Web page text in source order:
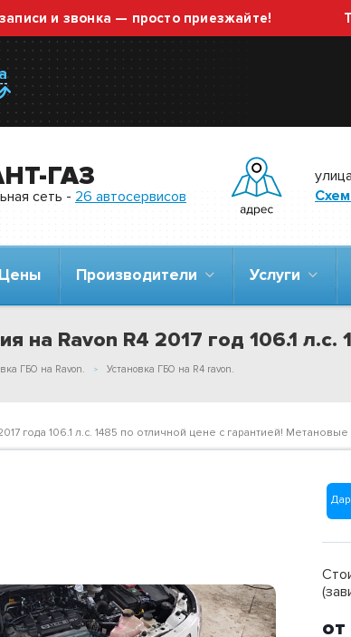
и звонка — просто приезжайте!
ГАЗ
сеть - 26 автосервисов
Цены Производители Услуги
на Ravon R4 2017 год 106.1 л.с.
ГБО на Ravon. Установка ГБО на R4 ravon.
года 106.1 л.с. 1485 по отличной цене с гарантией!